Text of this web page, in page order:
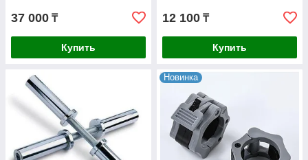
37 000 ₸
Купить
12 100 ₸
Купить
Новинка